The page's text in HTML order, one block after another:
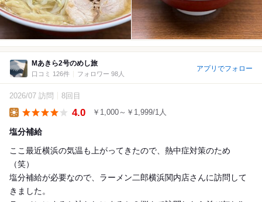
Mあきら2号のめし旅
口コミ 126件 フォロワー 98人
アプリでフォロー
2026/07 訪問 8回目
4.0 ￥1,000～￥1,999/1人
塩分補給
ここ最近横浜の気温も上がってきたので、熱中症対策のため
（笑）
塩分補給が必要なので、ラーメン二郎横浜関内店さんに訪問して
きました。